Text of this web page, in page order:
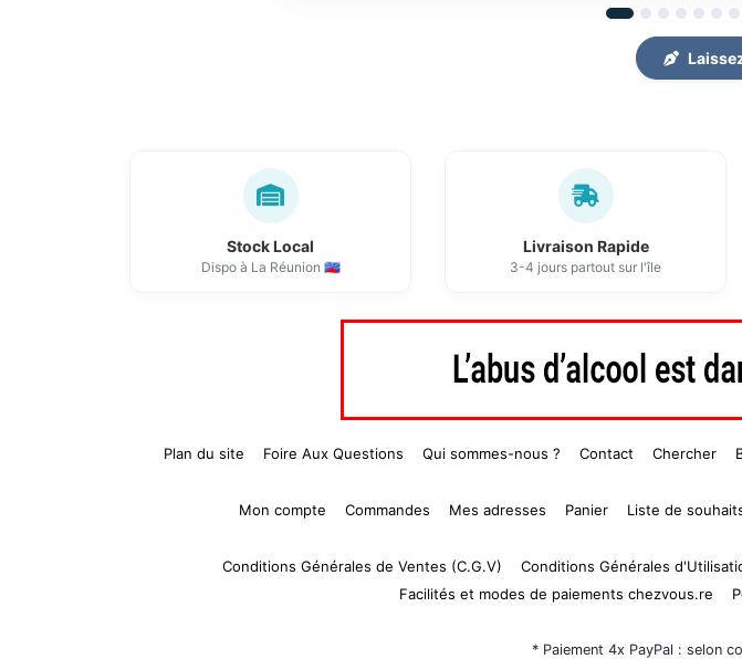
Stock Local
Dispo à La Réunion 🇷🇪
Livraison Rapide
3-4 jours partout sur l'île
Plan du site Foire Aux Questions Qui sommes-nous ? Contact Chercher
Mon compte Commandes Mes adresses Panier Liste de
Conditions Générales de Ventes (C.G.V) Conditions Générales
Facilités et modes de paiements chezvous.re
* Paiement 4x PayPal : selon